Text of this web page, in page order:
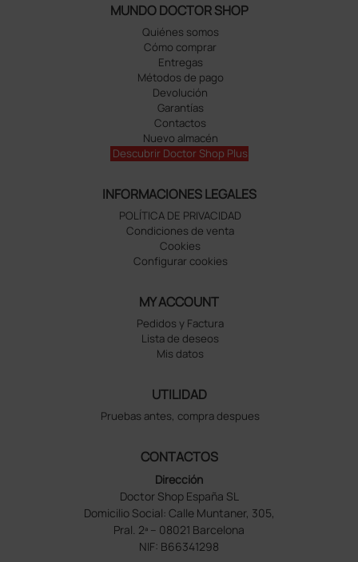
MUNDO DOCTOR SHOP
Quiénes somos
Cómo comprar
Entregas
Métodos de pago
Devolución
Garantías
Contactos
Nuevo almacén
Descubrir Doctor Shop Plus
INFORMACIONES LEGALES
POLÍTICA DE PRIVACIDAD
Condiciones de venta
Cookies
Configurar cookies
MY ACCOUNT
Pedidos y Factura
Lista de deseos
Mis datos
UTILIDAD
Pruebas antes, compra despues
CONTACTOS
Dirección
Doctor Shop España SL
Domicilio Social: Calle Muntaner, 305,
Pral. 2ª – 08021 Barcelona
NIF: B66341298